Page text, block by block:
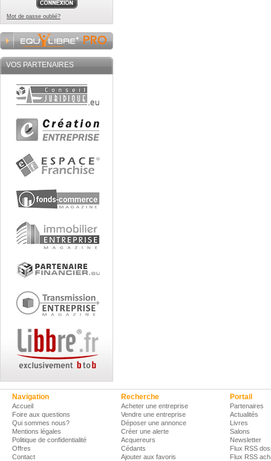
Mot de passe oublié?
VOS PARTENAIRES
Navigation
Accueil
Foire aux questions
Qui sommes nous?
Mentions légales
Politique de confidentialité
Offres
Contact
Recherche
Acheter une entreprise
Vendre une entreprise
Déposer une annonce
Créer une alerte
Acquereurs
Cédants
Ajouter aux favoris
Portail
Partenaires
Actualités
Livres
Salons
Newsletter
Flux RSS
Flux RSS